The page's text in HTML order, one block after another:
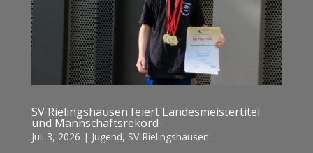
SV Rielingshausen feiert Landesmeistertitel
und Mannschaftsrekord
Juli 3, 2026 | Jugend, SV Rielingshausen